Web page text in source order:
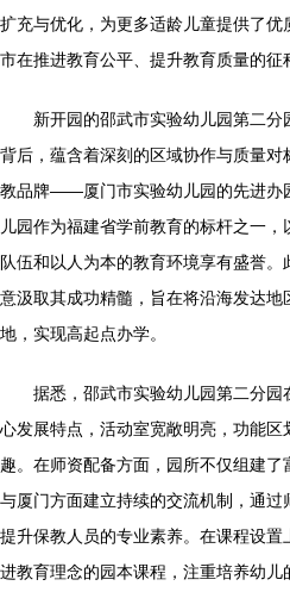
扩充与优化，为更多适龄儿童提供了
市在推进教育公平、提升教育质量的征
新开园的邵武市实验幼儿园第二
背后，蕴含着深刻的区域协作与质量
教品牌——厦门市实验幼儿园的先进办
儿园作为福建省学前教育的标杆之一
队伍和以人为本的教育环境享有盛誉
意汲取其成功精髓，旨在将沿海发达
地，实现高起点办学。
据悉，邵武市实验幼儿园第二分
心发展特点，活动室宽敞明亮，功能
趣。在师资配备方面，园所不仅组建
与厦门方面建立持续的交流机制，通
提升保教人员的专业素养。在课程设
进教育理念的园本课程，注重培养幼